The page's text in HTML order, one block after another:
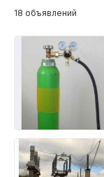
18 объявлений